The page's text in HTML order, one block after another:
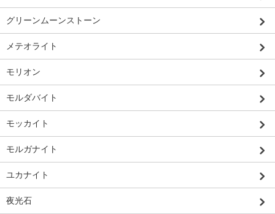
グリーンムーンストーン
メテオライト
モリオン
モルダバイト
モッカイト
モルガナイト
ユカナイト
夜光石